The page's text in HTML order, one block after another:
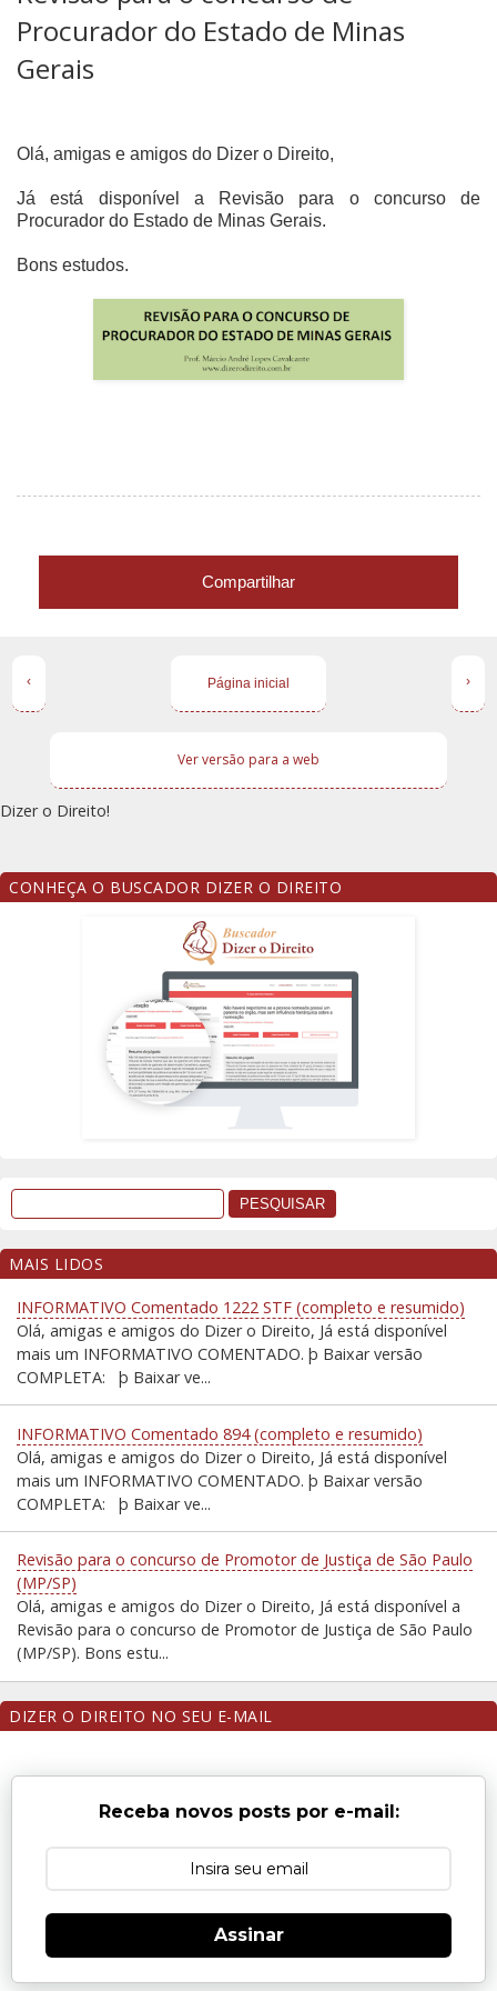
Procurador do Estado de Minas
Gerais
Olá, amigas e amigos do Dizer o Direito,
Já está disponível a Revisão para o concurso de
Procurador do Estado de Minas Gerais.
Bons estudos.
Compartilhar
‹ ›
Página inicial
Ver versão para a web
Dizer o Direito!
CONHEÇA O BUSCADOR DIZER O DIREITO
MAIS LIDOS
INFORMATIVO Comentado 1222 STF (completo e resumido)
Olá, amigas e amigos do Dizer o Direito, Já está disponível
mais um INFORMATIVO COMENTADO. þ Baixar versão
COMPLETA: þ Baixar ve...
INFORMATIVO Comentado 894 (completo e resumido)
Olá, amigas e amigos do Dizer o Direito, Já está disponível
mais um INFORMATIVO COMENTADO. þ Baixar versão
COMPLETA: þ Baixar ve...
Revisão para o concurso de Promotor de Justiça de São Paulo
(MP/SP)
Olá, amigas e amigos do Dizer o Direito, Já está disponível a
Revisão para o concurso de Promotor de Justiça de São Paulo
(MP/SP). Bons estu...
DIZER O DIREITO NO SEU E-MAIL
Receba novos posts por e-mail:
Assinar